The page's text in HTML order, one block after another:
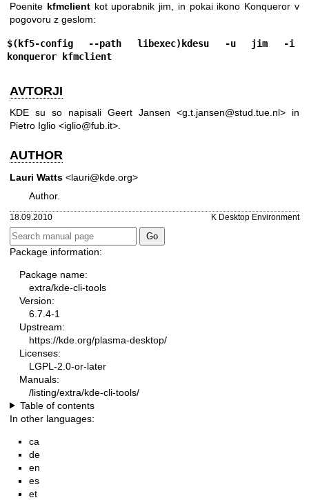
Poenite kfmclientkot uporabnik jim, in pokai ikono Konqueror v
pogovoru z geslom:
$(kf5-config --path libexec) kdesu -u jim
-i
konqueror
kfmclient
AVTORJI
KDE su so napisali Geert Jansen <g.t.jansen@stud.tue.nl> in
Pietro Iglio <iglio@fub.it>.
AUTHOR
Lauri Watts <lauri@kde.org>
Author.
18.09.2010 K Desktop Environment
Package information:
Package name:
extra/kde-cli-tools
Version:
6.7.4-1
Upstream:
https://kde.org/plasma-desktop/
Licenses:
LGPL-2.0-or-later
Manuals:
/listing/extra/kde-cli-tools/
Table of contents
In other languages:
ca
de
en
es
et